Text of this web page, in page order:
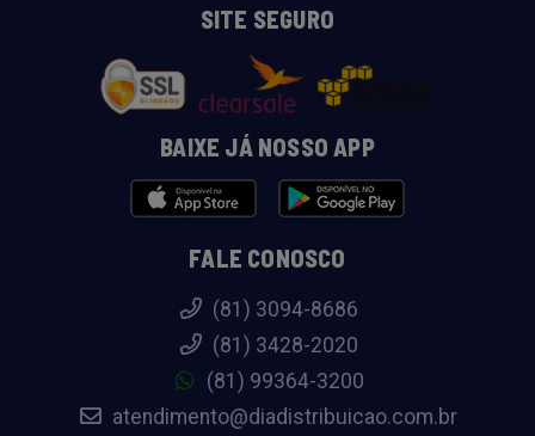
SITE SEGURO
BAIXE JÁ NOSSO APP
FALE CONOSCO
(81) 3094-8686
(81) 3428-2020
(81) 99364-3200
atendimento@diadistribuicao.com.br